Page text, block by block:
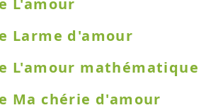
L'amour
Larme d'amour
L'amour mathématique
Ma chérie d'amour